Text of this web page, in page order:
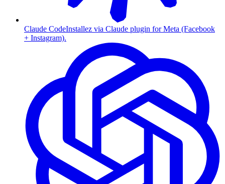
Claude CodeInstallez via Claude plugin for Meta (Facebook
+ Instagram).